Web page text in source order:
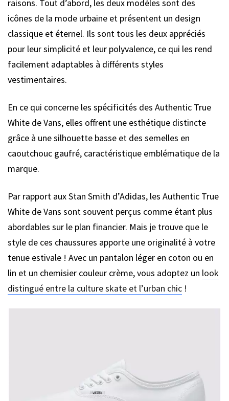
raisons. Tout d’abord, les deux modèles sont des
icônes de la mode urbaine et présentent un design
classique et éternel. Ils sont tous les deux appréciés
pour leur simplicité et leur polyvalence, ce qui les rend
facilement adaptables à différents styles
vestimentaires.
En ce qui concerne les spécificités des Authentic True
White de Vans, elles offrent une esthétique distincte
grâce à une silhouette basse et des semelles en
caoutchouc gaufré, caractéristique emblématique de la
marque.
Par rapport aux Stan Smith d’Adidas, les Authentic True
White de Vans sont souvent perçus comme étant plus
abordables sur le plan financier. Mais je trouve que le
style de ces chaussures apporte une originalité à votre
tenue estivale ! Avec un pantalon léger en coton ou en
lin et un chemisier couleur crème, vous adoptez un look
distingué entre la culture skate et l’urban chic !